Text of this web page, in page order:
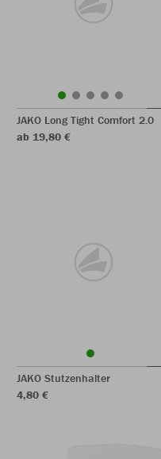
JAKO Long Tight Comfort 2.0
ab 19,80 €
JAKO Stutzenhalter
4,80 €